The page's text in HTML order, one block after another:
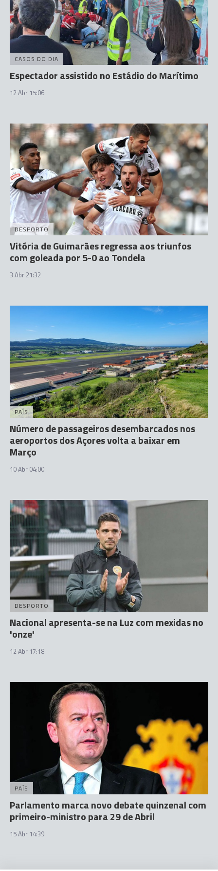
CASOS DO DIA
Espectador assistido no Estádio do Marítimo
12 Abr 15:06
DESPORTO
Vitória de Guimarães regressa aos triunfos
com goleada por 5-0 ao Tondela
3 Abr 21:32
PAÍS
Número de passageiros desembarcados nos
aeroportos dos Açores volta a baixar em
Março
10 Abr 04:00
DESPORTO
Nacional apresenta-se na Luz com mexidas no
'onze'
12 Abr 17:18
PAÍS
Parlamento marca novo debate quinzenal com
primeiro-ministro para 29 de Abril
15 Abr 14:39